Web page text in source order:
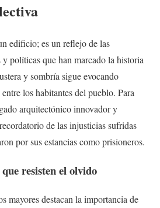
edificio; es un reflejo de las
y políticas que han marcado la historia
y sombría sigue evocando
los habitantes del pueblo. Para
arquitectónico innovador y
de las injusticias sufridas
por sus estancias como prisioneros.
resisten el olvido
mayores destacan la importancia de